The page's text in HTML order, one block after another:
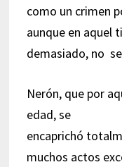
como un crimen
aunque en aquel
demasiado, no
Nerón, que por
edad, se
encaprichó
muchos actos